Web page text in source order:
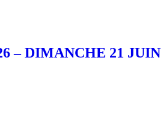
– DIMANCHE 21 JUIN